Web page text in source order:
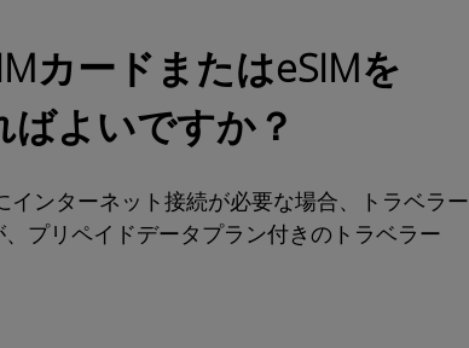
カードまたはeSIMを
よいですか？
ンターネット接続が必要な場合、トラベラー
プリペイドデータプラン付きのトラベラー